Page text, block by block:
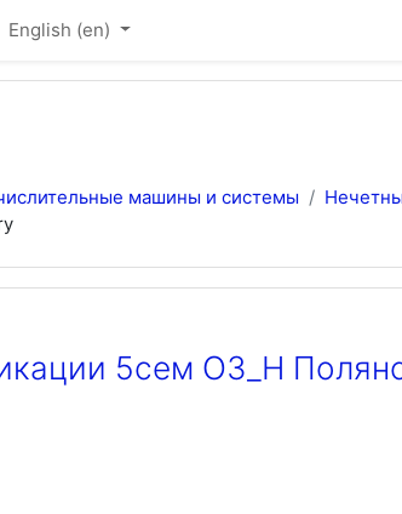
English ‎(en)‎
машины и системы
5сем ОЗ_Н